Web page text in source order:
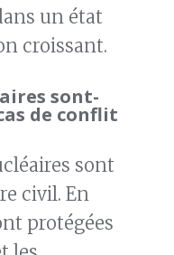
un état
croissant.
sont-
de conflit
sont
civil. En
protégées